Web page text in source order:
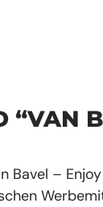
“VAN
Bavel –